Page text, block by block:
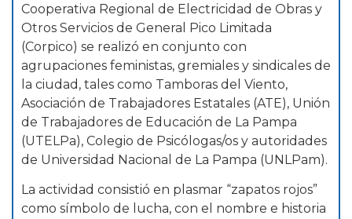
Cooperativa Regional de Electricidad de Obras y
Otros Servicios de General Pico Limitada
(Corpico) se realizó en conjunto con
agrupaciones feministas, gremiales y sindicales de
la ciudad, tales como Tamboras del Viento,
Asociación de Trabajadores Estatales (ATE), Unión
de Trabajadores de Educación de La Pampa
(UTELPa), Colegio de Psicólogas/os y autoridades
de Universidad Nacional de La Pampa (UNLPam).
La actividad consistió en plasmar “zapatos rojos”
como símbolo de lucha, con el nombre e historia